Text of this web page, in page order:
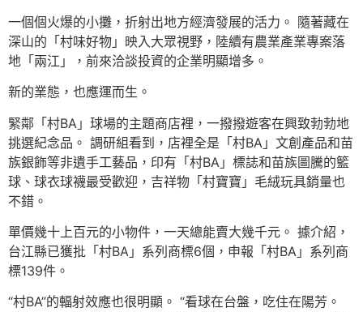
一個個火爆的小攤，折射出地方經濟發展的活力。 隨著藏在
深山的「村味好物」映入大眾視野，陸續有農業產業專案落
地「兩江」，前來洽談投資的企業明顯增多。
新的業態，也應運而生。
緊鄰「村BA」球場的主題商店裡，一撥撥遊客在興致勃勃地
挑選紀念品。 調研組看到，店裡全是「村BA」文創產品和苗
族銀飾等非遺手工藝品，印有「村BA」標誌和苗族圖騰的籃
球、球衣球襪最受歡迎，吉祥物「村寶寶」毛絨玩具銷量也
不錯。
單價幾十上百元的小物件，一天總能賣大幾千元。 據介紹，
台江縣已獲批「村BA」系列商標6個，申報「村BA」系列商
標139件。
“村BA”的輻射效應也很明顯。 “看球在台盤，吃住在陽芳。